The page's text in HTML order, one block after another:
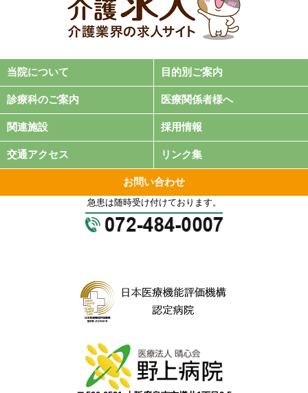
野上病院 施設管理員（パート）の求人を追加しました。
2025年04月24日
お知らせ
2025年5月2日（金）17時 ～ 5月3日（土）12時 外来診療応需
体制の一時休止のお知らせ
2025年03月25日
採用情報
野上病院 リハビリ助手（正職員）の求人を追加しました。
2025年03月25日
採用情報
野上病院 医師事務作業補助者（正職員）の求人を追加しまし
た。
2025年03月19日
お知らせ
2025年03月13日
採用情報
野上病院 臨床検査技師（パート）の求人を追加しました。
2025年02月21日
野上病院 准看護師（訪問診察同行）（正職員）の求人を追加
当院について 目的別ご案内
診療科のご案内 医療関係者様へ
関連施設 採用情報
交通アクセス リンク集
お問い合わせ
急患は随時受け付けております。